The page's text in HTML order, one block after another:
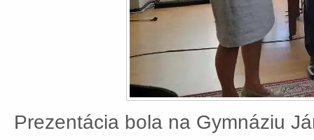
Prezentácia bola na Gymnáziu